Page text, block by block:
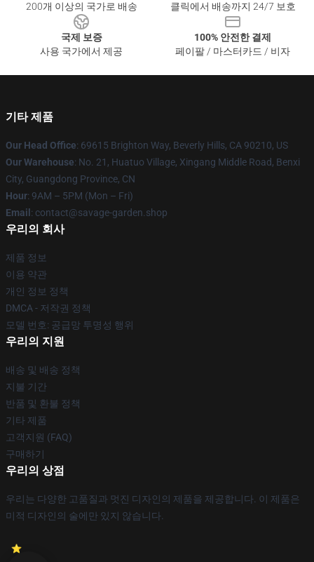
200개 이상의 국가로 배송
클릭에서 배송까지 24/7 보호
국제 보증
사용 국가에서 제공
100% 안전한 결제
페이팔 / 마스터카드 / 비자
기타 제품
Our Head Office: 69615 Brighton Way, Beverly Hills, CA 90210, US
Our Warehouse: No. 21, Huatuo Village, Xingang Middle Road, Benxi
City, Guangdong Province, CN
Hour: 9AM – 5PM (Mon – Fri)
Email : contact@savage-garden.shop
우리의 회사
제품 정보
이용 약관
개인 정보 정책
DMCA - 저작권 정책
모델 번호: 공급망 투명성 행위
우리의 지원
배송 및 배송 정책
지불 기간
반품 및 환불 정책
기타 제품
고객지원 (FAQ)
구매하기
우리의 상점
우리는 다양한 고품질과 멋진 디자인의 제품을 제공합니다. 이 제품은
미적 디자인의 술에만 있지 않습니다.